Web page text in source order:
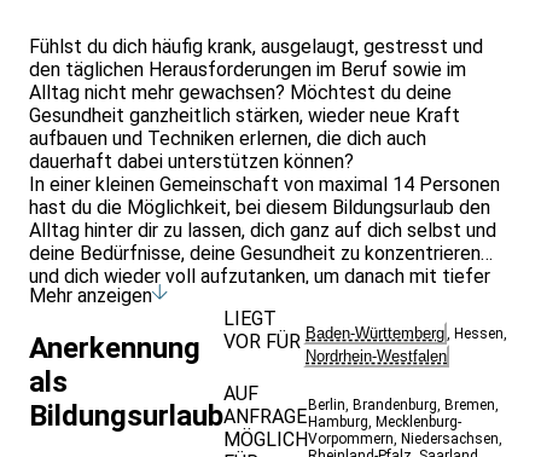
Fühlst du dich häufig krank, ausgelaugt, gestresst und
den täglichen Herausforderungen im Beruf sowie im
Alltag nicht mehr gewachsen? Möchtest du deine
Gesundheit ganzheitlich stärken, wieder neue Kraft
aufbauen und Techniken erlernen, die dich auch
dauerhaft dabei unterstützen können?
In einer kleinen Gemeinschaft von maximal 14 Personen
hast du die Möglichkeit, bei diesem Bildungsurlaub den
Alltag hinter dir zu lassen, dich ganz auf dich selbst und
deine Bedürfnisse, deine Gesundheit zu konzentrieren
und dich wieder voll aufzutanken, um danach mit tiefer
Freude und Gelassenheit den Anforderungen deines
Alltags- und Berufslebens mit gestärktem
Immunsystem auch langfristig gerecht zu werden.
Du lernst während dieser Zeit verschiedene Techniken
kennen, wie Atemübungen, Yoga, Meditation,
Tiefenentspannung sowie Übungen aus der
Resilienzforschung. Damit kreierst du dein persönliches
Mehr anzeigen
Anerkennung
als
Bildungsurlaub
LIEGT
VOR FÜR Baden-Württemberg, Hessen,
Nordrhein-Westfalen
AUF
ANFRAGE
MÖGLICH
Berlin, Brandenburg, Bremen,
Hamburg, Mecklenburg-
Vorpommern, Niedersachsen,